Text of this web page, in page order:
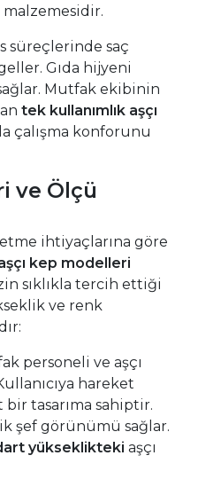
süreçlerinde saç
Gıda hijyeni
Mutfak ekibinin
tek kullanımlık aşçı
çalışma konforunu
ve Ölçü
ihtiyaçlarına göre
kep modelleri
sıklıkla tercih ettiği
ve renk
personeli ve aşçı
hareket
tasarıma sahiptir.
şef görünümü sağlar.
yükseklikteki aşçı